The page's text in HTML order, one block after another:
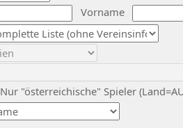
Vorname
Nur "österreichische" Spieler